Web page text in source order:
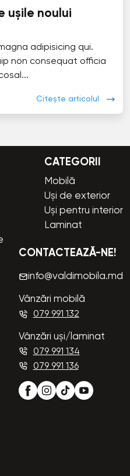
ușile noului
adipisicing qui.
non consequat officia
Citește articolul
CATEGORII
Mobilă
Uși de exterior
Uși pentru interior
Laminat
CONTACTEAZĂ-NE!
info@valdimobila.md
Vânzări mobilă
079 991 132
Vânzări uși/laminat
079 991 134
079 991 136